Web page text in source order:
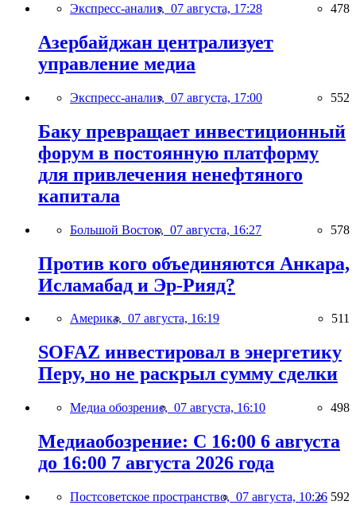
Экспресс-анализ, 07 августа, 17:28 478
Азербайджан централизует
управление медиа
Экспресс-анализ, 07 августа, 17:00 552
Баку превращает инвестиционный
форум в постоянную платформу
для привлечения ненефтяного
капитала
Большой Восток, 07 августа, 16:27 578
Против кого объединяются Анкара,
Исламабад и Эр-Рияд?
Америка, 07 августа, 16:19 511
SOFAZ инвестировал в энергетику
Перу, но не раскрыл сумму сделки
Медиа обозрение, 07 августа, 16:10 498
Медиаобозрение: С 16:00 6 августа
до 16:00 7 августа 2026 года
Постсоветское пространство, 07 августа, 10:26 592